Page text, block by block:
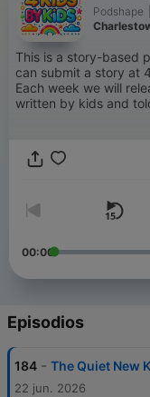
Podshape
This is a story-based
can submit a story at
Each week we will
written by kids and
00:00
Episodios
184 - The Quiet New
22 jun. 2026